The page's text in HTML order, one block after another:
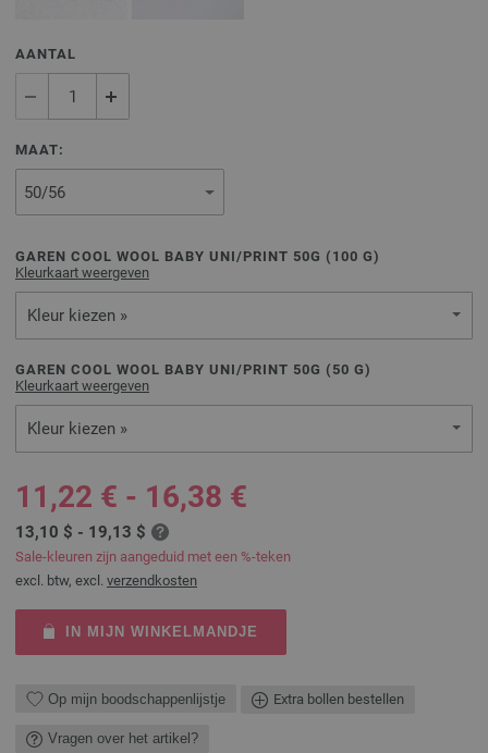
AANTAL
MAAT:
GAREN COOL WOOL BABY UNI/PRINT 50G ( 100 G)
Kleurkaart weergeven
Kleur kiezen »
GAREN COOL WOOL BABY UNI/PRINT 50G ( 50 G)
Kleurkaart weergeven
Kleur kiezen »
11,22 € - 16,38 €
13,10 $ - 19,13 $
Sale-kleuren zijn aangeduid met een %-teken
excl. btw, excl. verzendkosten
IN MIJN WINKELMANDJE
Op mijn boodschappenlijstje Extra bollen bestellen
Vragen over het artikel?